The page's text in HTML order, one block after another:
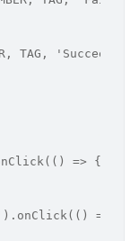
TAG, 'Succeeded
=> {
=> {